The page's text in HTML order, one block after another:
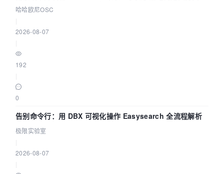
智能 Agent 应用
哈哈欧尼OSC
2026-08-07
192
0
告别命令行：用 DBX 可视化操作 Easysearch 全流程解析
极限实验室
2026-08-07